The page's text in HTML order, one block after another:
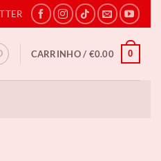
CARRINHO / €0.00 0